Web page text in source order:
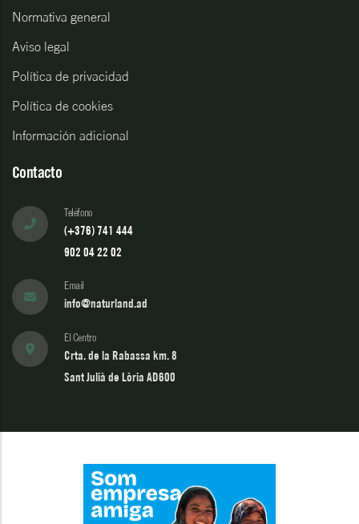
Normativa general
Aviso legal
Política de privacidad
Política de cookies
Información adicional
Contacto
Teléfono
(+376) 741 444
902 04 22 02
Email
info@naturland.ad
El Centro
Crta. de la Rabassa km. 8
Sant Julià de Lòria AD600